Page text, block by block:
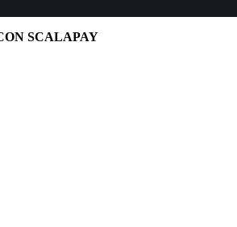
SCALAPAY